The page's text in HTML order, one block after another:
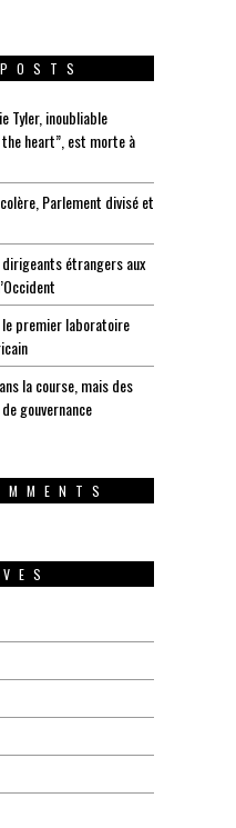
Tyler, inoubliable
heart”, est morte à
Parlement divisé et
dirigeants étrangers aux
le premier laboratoire
la course, mais des
gouvernance